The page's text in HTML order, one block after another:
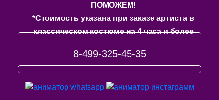
ПОМОЖЕМ!
*Стоимость указана при заказе артиста в
классическом костюме на 4 часа и более
8-499-325-45-35